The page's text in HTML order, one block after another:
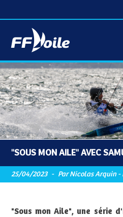
"SOUS MON AILE" AVEC
25/04/2023 - Par Nicolas Arquin
"Sous mon Aile", une série